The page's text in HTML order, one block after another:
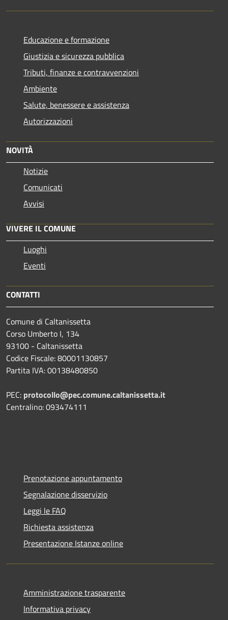
Educazione e formazione
Giustizia e sicurezza pubblica
Tributi, finanze e contravvenzioni
Ambiente
Salute, benessere e assistenza
Autorizzazioni
NOVITÀ
Notizie
Comunicati
Avvisi
VIVERE IL COMUNE
Luoghi
Eventi
CONTATTI
Comune di Caltanissetta
Corso Umberto I, 134
93100 - Caltanissetta
Codice Fiscale: 80001130857
Partita IVA: 00138480850
PEC: protocollo@pec.comune.caltanissetta.it
Centralino: 093474111
Prenotazione appuntamento
Segnalazione disservizio
Leggi le FAQ
Richiesta assistenza
Presentazione Istanze online
Amministrazione trasparente
Informativa privacy